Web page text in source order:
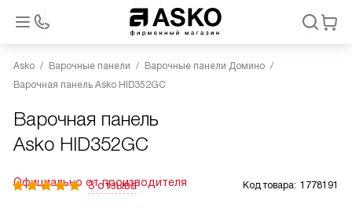
Asko Варочные панели
Варочные панели Домино
Варочная панель Asko HID352GC
Варочная панель
Asko HID352GC
Официально от производителя
3 отзыва Код товара: 1778191